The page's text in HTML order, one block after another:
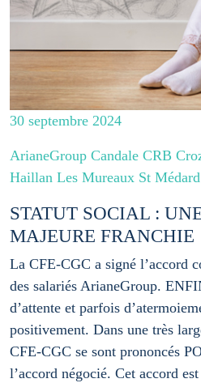
30 septembre 2024
ArianeGroup Candale CRB
Haillan Les Mureaux St
STATUT SOCIAL :
MAJEURE FRANCHIE
La CFE-CGC a signé l’accord
des salariés ArianeGroup.
d’attente et parfois
positivement. Dans une très
CFE-CGC se sont prononcés
l’accord négocié. Cet accord